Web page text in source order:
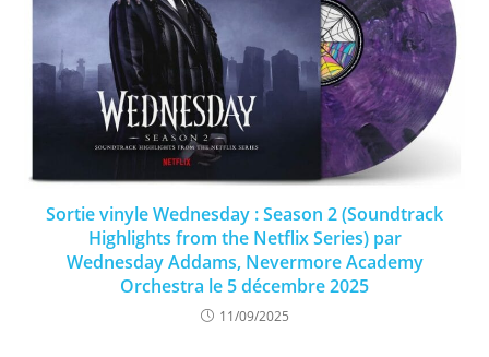
Sortie vinyle Wednesday : Season 2 (Soundtrack
Highlights from the Netflix Series) par
Wednesday Addams, Nevermore Academy
Orchestra le 5 décembre 2025
11/09/2025